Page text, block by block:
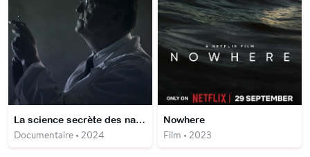
La science secrète des nazis
Documentaire • 2024
Nowhere
Film • 2023